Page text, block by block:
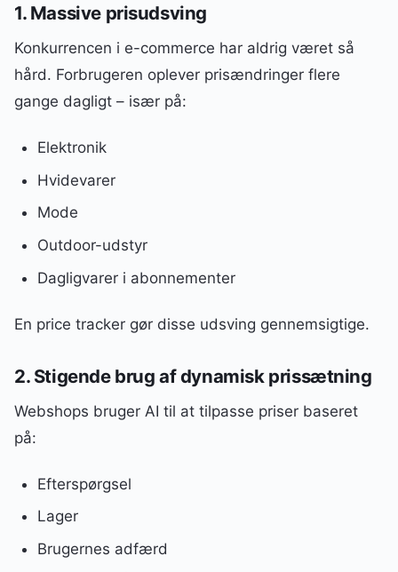
1. Massive prisudsving
Konkurrencen i e-commerce har aldrig været så
hård. Forbrugeren oplever prisændringer flere
gange dagligt – især på:
Elektronik
Hvidevarer
Mode
Outdoor-udstyr
Dagligvarer i abonnementer
En price tracker gør disse udsving gennemsigtige.
2. Stigende brug af dynamisk prissætning
Webshops bruger AI til at tilpasse priser baseret
på:
Efterspørgsel
Lager
Brugernes adfærd